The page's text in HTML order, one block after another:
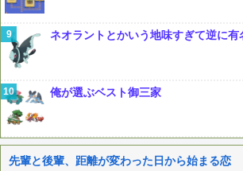
ネオラントとかいう地味すぎて逆に有
俺が選ぶベスト御三家
先輩と後輩、距離が変わった日から始まる恋